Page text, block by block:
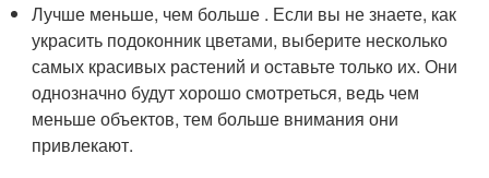
Лучше меньше, чем больше . Если вы не знаете, как
украсить подоконник цветами, выберите несколько
самых красивых растений и оставьте только их. Они
однозначно будут хорошо смотреться, ведь чем
меньше объектов, тем больше внимания они
привлекают.